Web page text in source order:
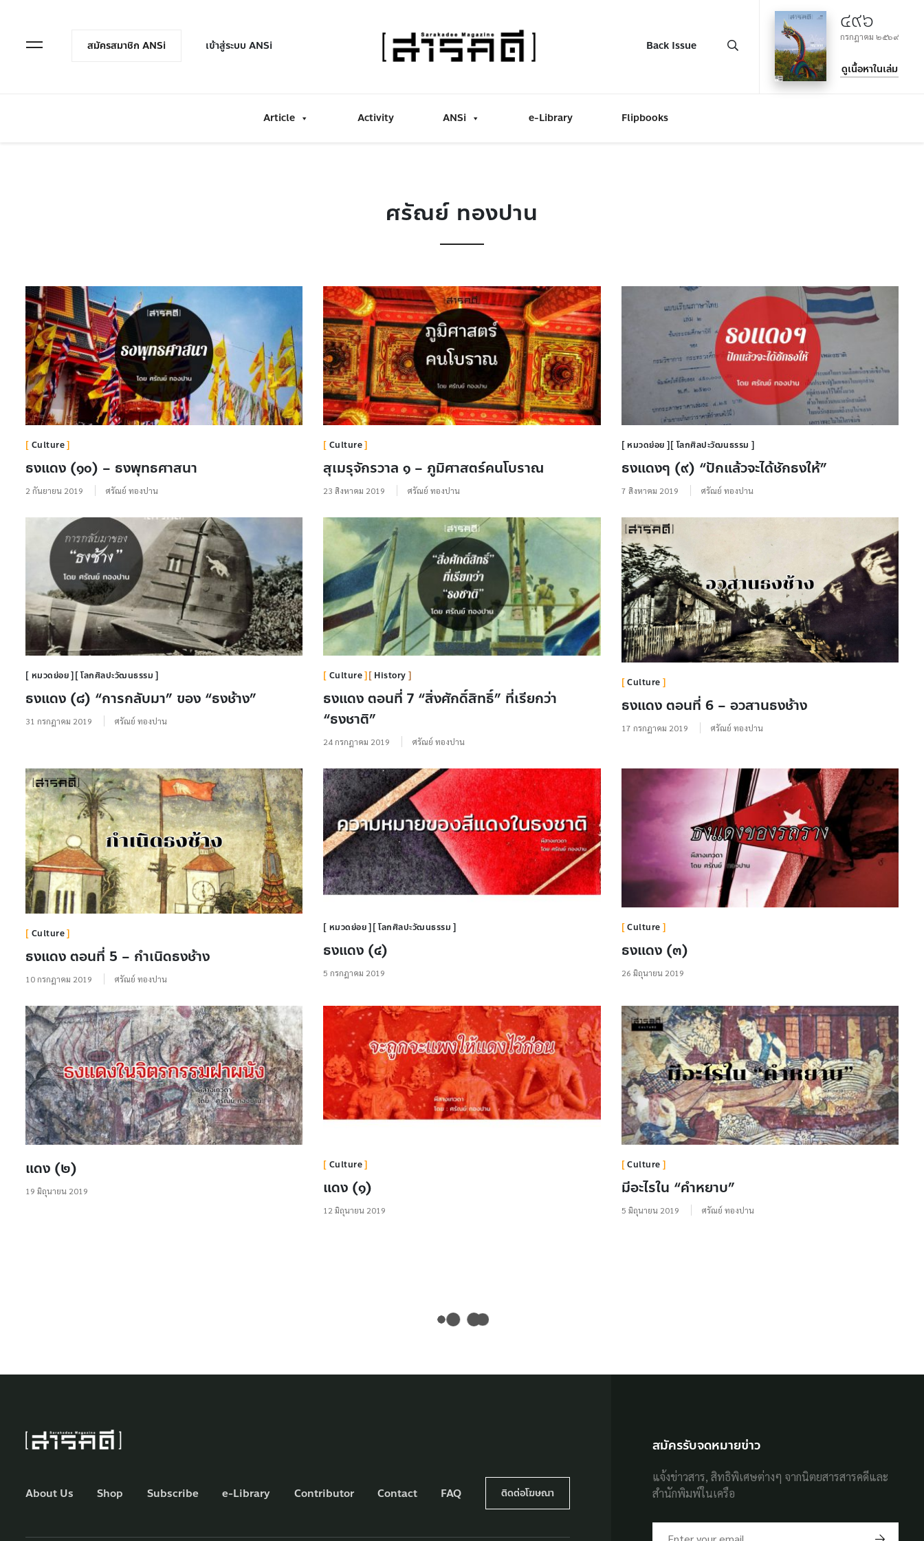
Open Menuสมัครสมาชิก ANSi เข้าสู่ระบบ ANSi Back Issue
๔๙๖
กรกฎาคม ๒๕๖๙
ดูเนื้อหาในเล่ม
Article Activity ANSi e-Library Flipbooks
ศรัณย์ ทองปาน
Culture
ธงแดง (๑๐) – ธงพุทธศาสนา
2 กันยายน 2019 ศรัณย์ ทองปาน
Culture
สุเมรุจักรวาล ๑ – ภูมิศาสตร์คนโบราณ
23 สิงหาคม 2019 ศรัณย์ ทองปาน
หมวดย่อย โลกศิลปะวัฒนธรรม
ธงแดงๆ (๙) “ปักแล้วจะได้ชักธงให้”
7 สิงหาคม 2019 ศรัณย์ ทองปาน
หมวดย่อย โลกศิลปะวัฒนธรรม
ธงแดง (๘) “การกลับมา” ของ “ธงช้าง”
31 กรกฎาคม 2019 ศรัณย์ ทองปาน
Culture History
ธงแดง ตอนที่ 7 “สิ่งศักดิ์สิทธิ์” ที่เรียกว่า
“ธงชาติ”
24 กรกฎาคม 2019 ศรัณย์ ทองปาน
Culture
ธงแดง ตอนที่ 6 – อวสานธงช้าง
17 กรกฎาคม 2019 ศรัณย์ ทองปาน
Culture
ธงแดง ตอนที่ 5 – กำเนิดธงช้าง
10 กรกฎาคม 2019 ศรัณย์ ทองปาน
หมวดย่อย โลกศิลปะวัฒนธรรม
ธงแดง (๔)
5 กรกฎาคม 2019
Culture
ธงแดง (๓)
26 มิถุนายน 2019
แดง (๒)
19 มิถุนายน 2019
Culture
แดง (๑)
12 มิถุนายน 2019
Culture
มีอะไรใน “คำหยาบ”
5 มิถุนายน 2019 ศรัณย์ ทองปาน
About Us Shop Subscribe e-Library Contributor Contact FAQ ติดต่อโฆษณา
สมัครรับจดหมายข่าว
แจ้งข่าวสาร, สิทธิพิเศษต่างๆ จากนิตยสารสารคดีและ
สำนักพิมพ์ในเครือ